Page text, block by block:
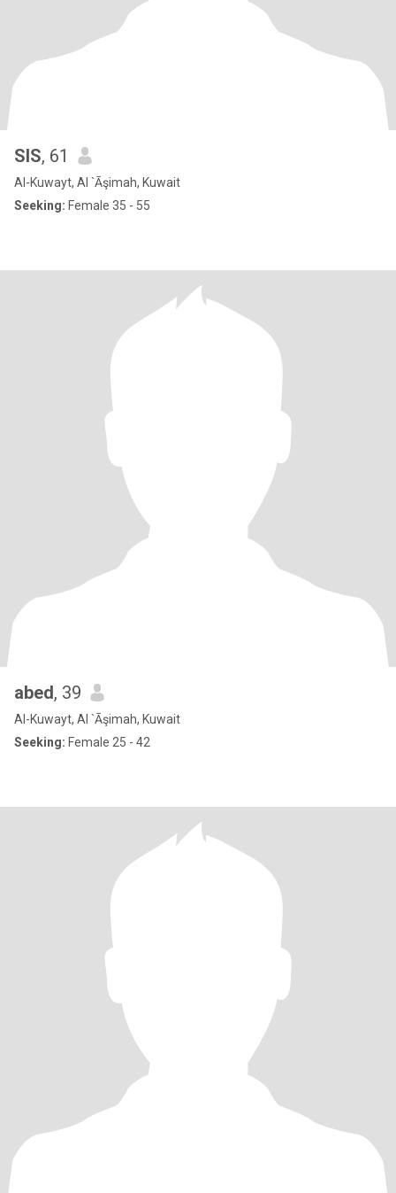
SIS, 61
Al-Kuwayt, Al `Āşimah, Kuwait
Seeking: Female 35 - 55
abed, 39
Al-Kuwayt, Al `Āşimah, Kuwait
Seeking: Female 25 - 42